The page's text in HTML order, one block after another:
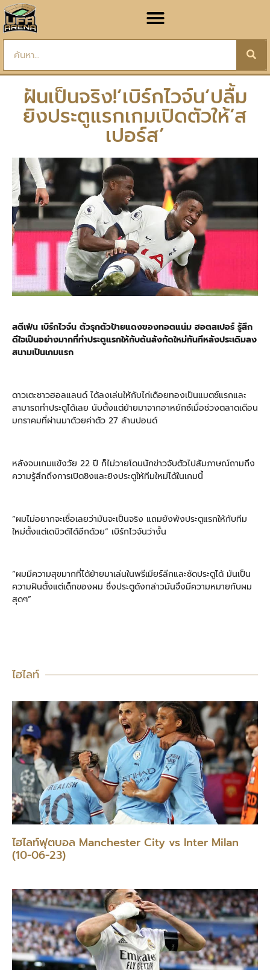
ฝันเป็นจริง!’เบิร์กไวจ์น’ปลื้ม
ยิงประตูแรกเกมเปิดตัวให้‘ส
เปอร์ส’
สตีเฟ่น เบิร์กไวจ์น ตัวรุกตัวป้ายแดงของทอตแน่ม ฮอตสเปอร์ รู้สึก
ดีใจเป็นอย่างมากที่ทำประตูแรกให้กับต้นสังกัดใหม่ทันทีหลังประเดิมลง
สนามเป็นเกมแรก
ดาวเตะชาวฮอลแลนด์ ได้ลงเล่นให้กับไก่เดือยทองเป็นแมตช์แรกและ
สามารถทำประตูได้เลย นับตั้งแต่ย้ายมาจากอาหยักซ์เมื่อช่วงตลาดเดือน
มกราคมที่ผ่านมาด้วยค่าตัว 27 ล้านปอนด์
หลังจบเกมแข้งวัย 22 ปี ก็ไม่วายโดนนักข่าวจับตัวไปสัมภาษณ์ถามถึง
ความรู้สึกถึงการเปิดซิงและยิงประตูให้ทีมใหม่ได้ในเกมนี้
“ผมไม่อยากจะเชื่อเลยว่ามันจะเป็นจริง แถมยังพังประตูแรกให้กับทีม
ใหม่ตั้งแต่เดบิวต์ได้อีกด้วย” เบิร์กไวจ์นว่างั้น
“ผมมีความสุขมากที่ได้ย้ายมาเล่นในพรีเมียร์ลีกและซัดประตูได้ มันเป็น
ความฝันตั้งแต่เด็กของผม ซึ่งประตูดังกล่าวมันจึงมีความหมายกับผม
สุดๆ”
ไฮไลท์
ไฮไลท์ฟุตบอล Manchester City vs Inter Milan
(10-06-23)